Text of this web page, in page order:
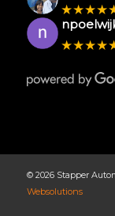
© 2026 Stapper
Websolutions